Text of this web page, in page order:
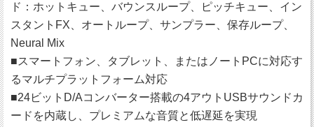
ド：ホットキュー、バウンスループ、ピッチキュー、イン
スタントFX、オートループ、サンプラー、保存ループ、
Neural Mix
■スマートフォン、タブレット、またはノートPCに対応す
るマルチプラットフォーム対応
■24ビットD/Aコンバーター搭載の4アウトUSBサウンドカ
ードを内蔵し、プレミアムな音質と低遅延を実現